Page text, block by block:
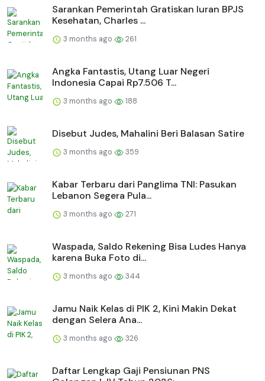
Sarankan Pemerintah Gratiskan Iuran BPJS
Kesehatan, Charles ...
3 months ago 261
Angka Fantastis, Utang Luar Negeri
Indonesia Capai Rp7.506 T...
3 months ago 188
Disebut Judes, Mahalini Beri Balasan Satire
3 months ago 359
Kabar Terbaru dari Panglima TNI: Pasukan
Lebanon Segera Pula...
3 months ago 271
Waspada, Saldo Rekening Bisa Ludes Hanya
karena Buka Foto di...
3 months ago 344
Jamu Naik Kelas di PIK 2, Kini Makin Dekat
dengan Selera Ana...
3 months ago 326
Daftar Lengkap Gaji Pensiunan PNS